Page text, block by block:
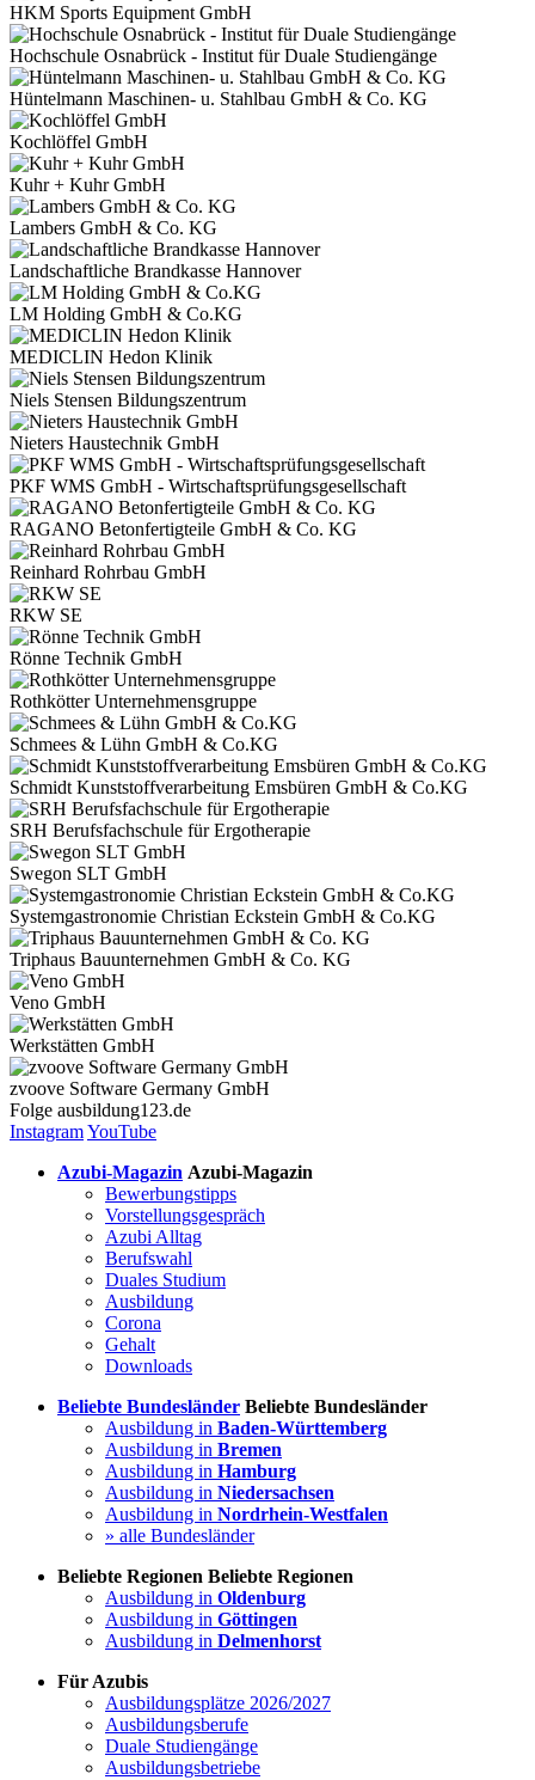
HKM Sports Equipment GmbH
Hochschule Osnabrück - Institut für Duale Studiengänge
Hüntelmann Maschinen- u. Stahlbau GmbH & Co. KG
Kochlöffel GmbH
Kuhr + Kuhr GmbH
Lambers GmbH & Co. KG
Landschaftliche Brandkasse Hannover
LM Holding GmbH & Co.KG
MEDICLIN Hedon Klinik
Niels Stensen Bildungszentrum
Nieters Haustechnik GmbH
PKF WMS GmbH - Wirtschaftsprüfungsgesellschaft
RAGANO Betonfertigteile GmbH & Co. KG
Reinhard Rohrbau GmbH
RKW SE
Rönne Technik GmbH
Rothkötter Unternehmensgruppe
Schmees & Lühn GmbH & Co.KG
Schmidt Kunststoffverarbeitung Emsbüren GmbH & Co.KG
SRH Berufsfachschule für Ergotherapie
Swegon SLT GmbH
Systemgastronomie Christian Eckstein GmbH & Co.KG
Triphaus Bauunternehmen GmbH & Co. KG
Veno GmbH
Werkstätten GmbH
zvoove Software Germany GmbH
Folge ausbildung123.de
InstagramYouTube
Azubi-Magazin Azubi-Magazin
Bewerbungstipps
Vorstellungsgespräch
Azubi Alltag
Berufswahl
Duales Studium
Ausbildung
Corona
Gehalt
Downloads
Beliebte Bundesländer Beliebte Bundesländer
Ausbildung in Baden-Württemberg
Ausbildung in Bremen
Ausbildung in Hamburg
Ausbildung in Niedersachsen
Ausbildung in Nordrhein-Westfalen
» alle Bundesländer
Beliebte Regionen Beliebte Regionen
Ausbildung in Oldenburg
Ausbildung in Göttingen
Ausbildung in Delmenhorst
Für Azubis
Ausbildungsplätze 2026/2027
Ausbildungsberufe
Duale Studiengänge
Ausbildungsbetriebe